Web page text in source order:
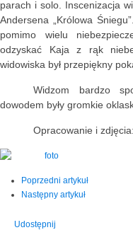
parach i solo. Inscenizacja
Andersena „Królowa
pomimo wielu
odzyskać Kaja z rąk
widowiska był przepiękny
Widzom bardzo
dowodem były gromkie
Opracowanie i
Poprzedni artykuł
Następny artykuł
Udostępnij